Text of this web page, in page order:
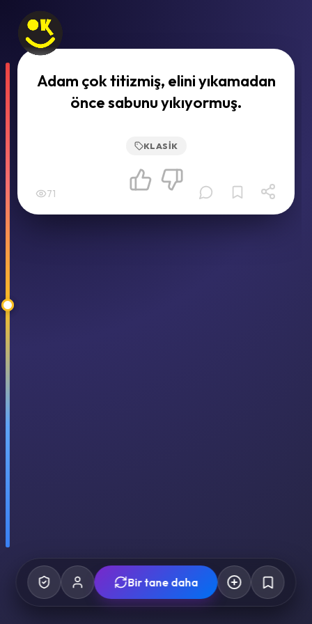
Adam çok titizmiş, elini yıkamadan
önce sabunu yıkıyormuş.
KLASIK
71
Bir tane daha